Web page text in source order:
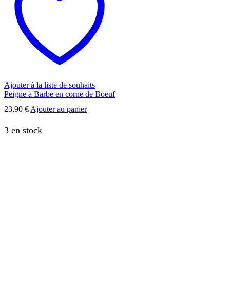
Ajouter à la liste de souhaits
Peigne à Barbe en corne de Boeuf
23,90 € Ajouter au panier
3 en stock